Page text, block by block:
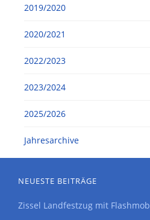
2019/2020
2020/2021
2022/2023
2023/2024
2025/2026
Jahresarchive
NEUESTE BEITRÄGE
Zissel Landfestzug mit Flashmob